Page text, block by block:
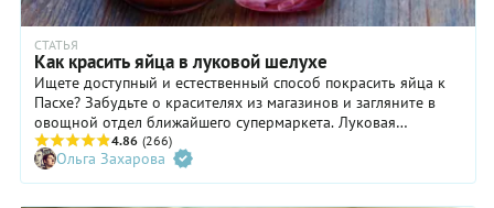
СТАТЬЯ
Как красить яйца в луковой шелухе
Ищете доступный и естественный способ покрасить яйца к
Пасхе? Забудьте о красителях из магазинов и загляните в
овощной отдел ближайшего супермаркета. Луковая
шелуха — это всё, что вам нужно для окрашивания яиц в
яркие и уютные цвета в Светлое воскресенье.
4.86 (266)
Ольга Захарова